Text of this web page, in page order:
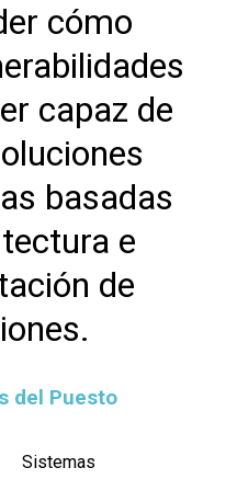
cómo
capaz de
basadas
e
de
del Puesto
Sistemas